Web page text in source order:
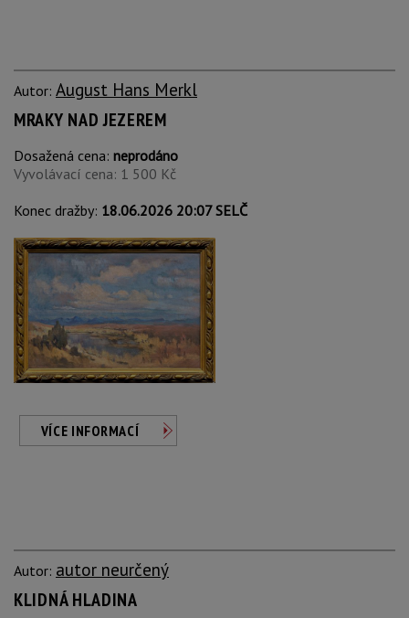
Autor: August Hans Merkl
MRAKY NAD JEZEREM
Dosažená cena: neprodáno
Vyvolávací cena: 1 500 Kč
Konec dražby: 18.06.2026 20:07 SELČ
VÍCE INFORMACÍ
Autor: autor neurčený
KLIDNÁ HLADINA